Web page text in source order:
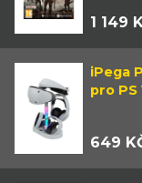
1 149
iPega
pro PS
649